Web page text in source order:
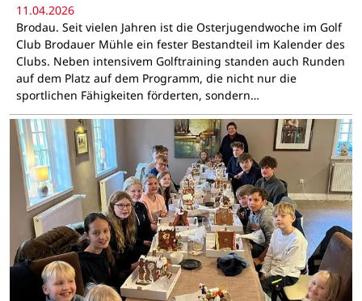
11.04.2026
Brodau. Seit vielen Jahren ist die Osterjugendwoche im Golf
Club Brodauer Mühle ein fester Bestandteil im Kalender des
Clubs. Neben intensivem Golftraining standen auch Runden
auf dem Platz auf dem Programm, die nicht nur die
sportlichen Fähigkeiten förderten, sondern…